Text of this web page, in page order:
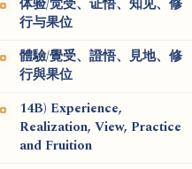
体验/觉受、证悟、知见、修
行与果位
體驗/覺受、證悟、見地、修
行與果位
14B) Experience,
Realization, View, Practice
and Fruition